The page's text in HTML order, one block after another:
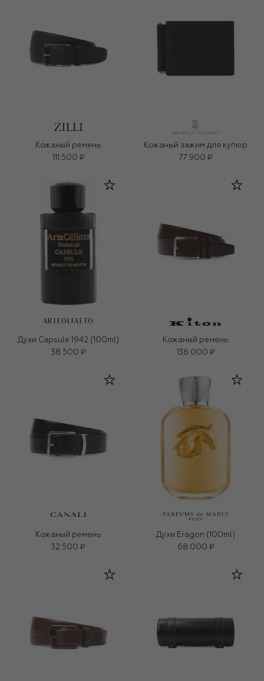
Кожаный ремень
111 500 ₽
Кожаный зажим для купюр
77 900 ₽
ARTEOLFATTO
Духи Capsule 1942 (100ml)
38 500 ₽
Кожаный ремень
136 000 ₽
Кожаный ремень
32 500 ₽
Духи Eragon (100ml)
68 000 ₽